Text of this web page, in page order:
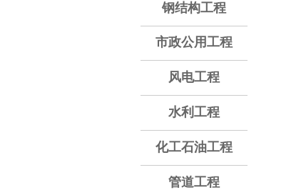
钢结构工程
市政公用工程
风电工程
水利工程
化工石油工程
管道工程